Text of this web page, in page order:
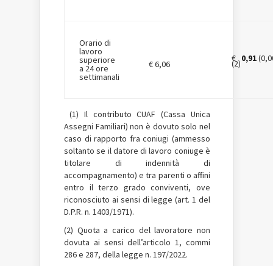
Orario di
lavoro
superiore
a 24 ore
settimanali
€ 6,06
€ 0,91
(2)
(1) Il contributo CUAF (Cassa Unica
Assegni Familiari) non è dovuto solo nel
caso di rapporto fra coniugi (ammesso
soltanto se il datore di lavoro coniuge è
titolare di indennità di
accompagnamento) e tra parenti o affini
entro il terzo grado conviventi, ove
riconosciuto ai sensi di legge (art. 1 del
D.P.R. n. 1403/1971).
(2) Quota a carico del lavoratore non
dovuta ai sensi dell’articolo 1, commi
286 e 287, della legge n. 197/2022.